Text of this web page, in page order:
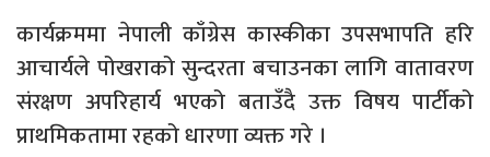
कार्यक्रममा नेपाली काँग्रेस कास्कीका उपसभापति हरि
आचार्यले पोखराको सुन्दरता बचाउनका लागि वातावरण
संरक्षण अपरिहार्य भएको बताउँदै उक्त विषय पार्टीको
प्राथमिकतामा रहको धारणा व्यक्त गरे ।